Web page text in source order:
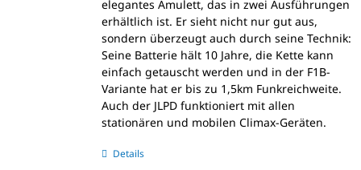
elegantes Amulett, das in zwei Ausführungen
erhältlich ist. Er sieht nicht nur gut aus,
sondern überzeugt auch durch seine Technik:
Seine Batterie hält 10 Jahre, die Kette kann
einfach getauscht werden und in der F1B-
Variante hat er bis zu 1,5km Funkreichweite.
Auch der JLPD funktioniert mit allen
stationären und mobilen Climax-Geräten.
Details